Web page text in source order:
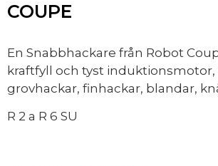
COUPE
En Snabbhackare från Robot
kraftfyll och tyst induktionsmotor,
grovhackar, finhackar, blandar,
R 2 a R 6 SU